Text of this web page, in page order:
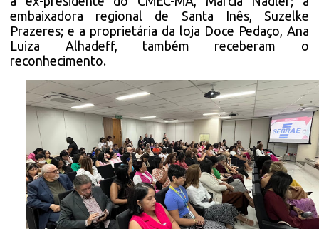
embaixadora regional de Santa Inês, Suzelke
Prazeres; e a proprietária da loja Doce Pedaço, Ana
Luiza Alhadeff, também receberam o
reconhecimento.